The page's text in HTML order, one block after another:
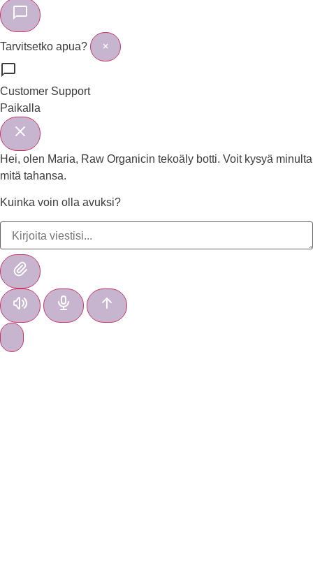
Tarvitsetko apua? ×
Customer Support
Paikalla
Hei, olen Maria, Raw Organicin tekoäly botti. Voit kysyä minulta
mitä tahansa.
Kuinka voin olla avuksi?